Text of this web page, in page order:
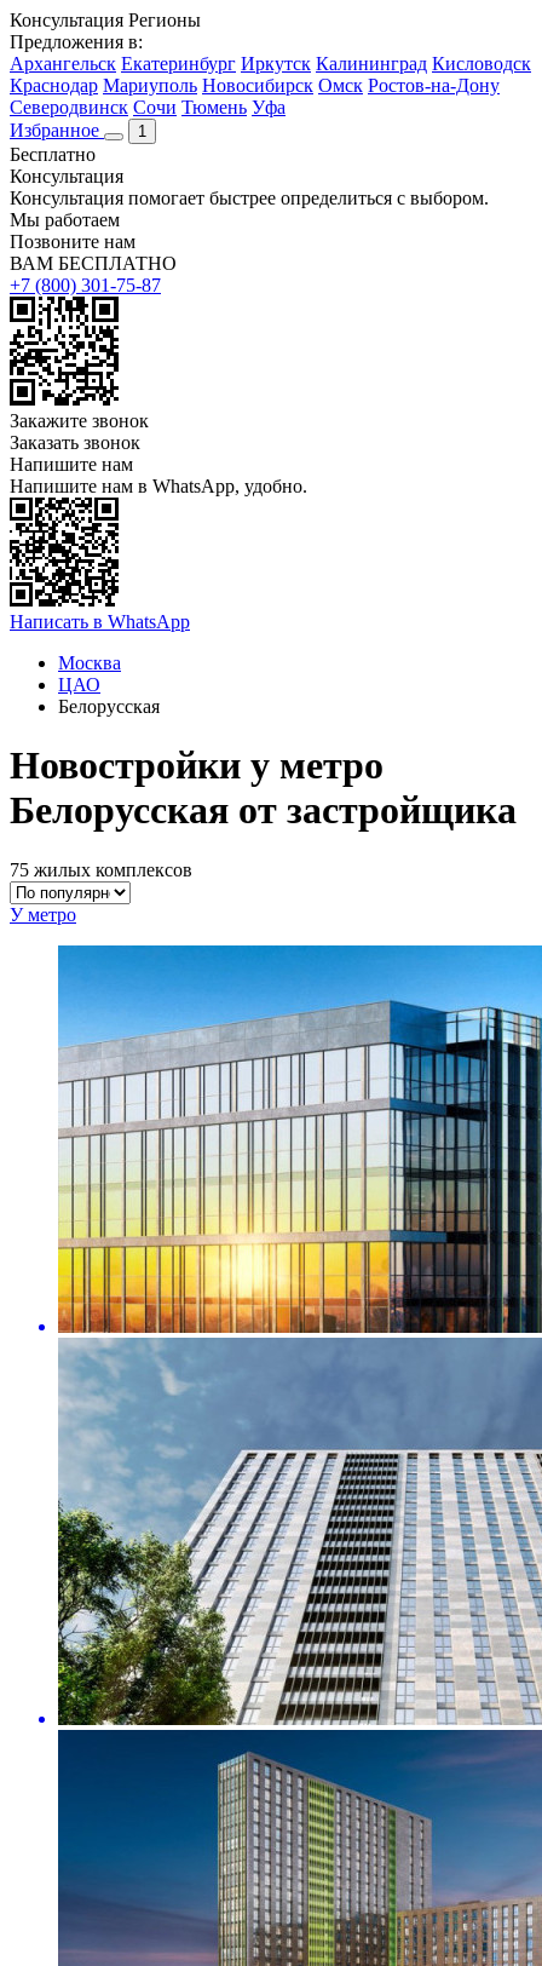
Консультация Регионы
Предложения в:
Архангельск Екатеринбург Иркутск Калининград Кисловодск
Краснодар Мариуполь Новосибирск Омск Ростов-на-Дону
Северодвинск Сочи Тюмень Уфа
Избранное
1
Бесплатно
Консультация
Консультация помогает быстрее определиться с выбором.
Мы работаем
Позвоните нам
ВАМ БЕСПЛАТНО
+7 (800) 301-75-87
Закажите звонок
Заказать звонок
Напишите нам
Напишите нам в WhatsApp, удобно.
Написать в WhatsApp
Москва
ЦАО
Белорусская
Новостройки у метро
Белорусская от застройщика
75 жилых комплексов
У метро